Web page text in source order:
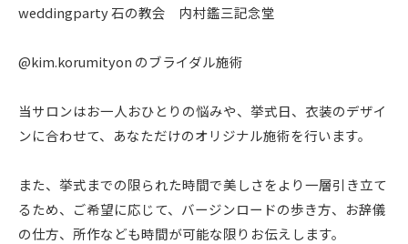
weddingparty 石の教会 内村鑑三記念堂
@kim.korumityon のブライダル施術
当サロンはお一人おひとりの悩みや、挙式日、衣装のデザイ
ンに合わせて、あなただけのオリジナル施術を行います。
また、挙式までの限られた時間で美しさをより一層引き立て
るため、ご希望に応じて、バージンロードの歩き方、お辞儀
の仕方、所作なども時間が可能な限りお伝えします。